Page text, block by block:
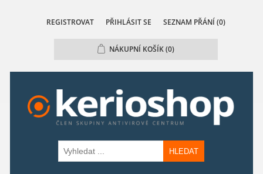
REGISTROVAT PŘIHLÁSIT SE SEZNAM PŘÁNÍ (0)
NÁKUPNÍ KOŠÍK(0)
HLEDAT